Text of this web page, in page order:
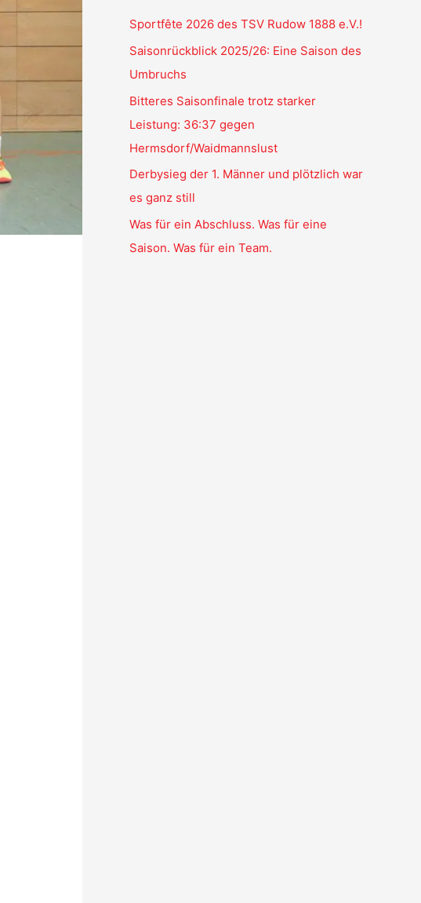
Sportfête 2026 des TSV Rudow 1888 e.V.!
Saisonrückblick 2025/26: Eine Saison des
Umbruchs
Bitteres Saisonfinale trotz starker
Leistung: 36:37 gegen
Hermsdorf/Waidmannslust
Derbysieg der 1. Männer und plötzlich war
es ganz still
Was für ein Abschluss. Was für eine
Saison. Was für ein Team.